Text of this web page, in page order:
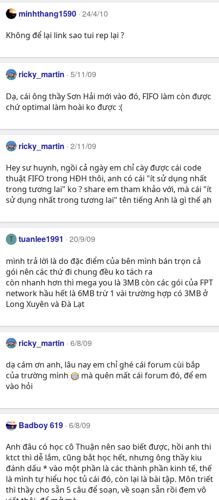
minhthang1590 24/4/10
Không để lại link sao tui rep lại ?
ricky_martin 5/11/09
Dạ, cái ông thầy Sơn Hải mới vào đó, FIFO làm còn được
chứ optimal làm hoài ko được :(
ricky_martin 2/11/09
Hey sư huynh, ngồi cả ngày em chỉ cày được cái code
thuật FIFO trong HĐH thôi, anh có cái "ít sử dụng nhất
trong tương lai" ko ? share em tham khảo với, mà cái "ít
sử dụng nhất trong tương lai" tên tiếng Anh là gì thế ạh
T tuanlee1991 20/9/09
mình trả lời là do đặc điểm của bên mình bán trọn cả
gói nên các thứ đi chung đều ko tách ra
còn nhanh hơn thì mega you là 3MB còn các gói của FPT
network hầu hết là 6MB trừ 1 vài trường hợp có 3MB ở
Long Xuyên và Đà Lạt
ricky_martin 6/8/09
dạ cám ơn anh, lâu nay em chỉ ghé cái forum cùi bắp
của trường mình
mà quên mất cái forum đó, để em
vào hỏi
Badboy 619 6/8/09
Anh đâu có học cô Thuận nên sao biết được, hồi anh thi
ktct thì dễ lắm, cũng bắt học hết, nhưng ông thầy kiu
đánh dấu * vào một phần là các thành phần kinh tế, thế
là mình tự hiểu học tủ cái đó, còn lại là bài tập. Môn triết
thì thầy cho sẵn 5 câu để soạn, về soạn sẵn rồi đem vô